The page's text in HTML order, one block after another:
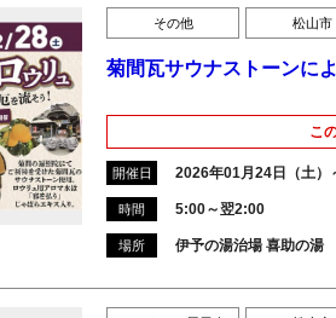
その他 松山市
菊間瓦サウナストーンに
こ
開催日 2026年01月24日（土）
時間 5:00～翌2:00
場所 伊予の湯治場 喜助の湯